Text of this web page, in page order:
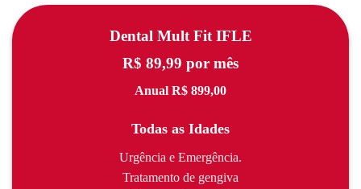
Dental Mult Fit IFLE
R$ 89,99 por mês
Anual R$ 899,00
Todas as Idades
Urgência e Emergência.
Tratamento de gengiva